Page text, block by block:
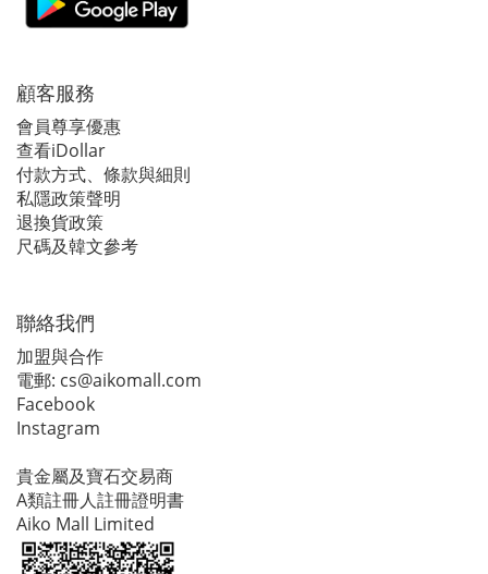
顧客服務
會員尊享優惠
查看iDollar
付款方式、條款與細則
私隱政策聲明
退換貨政策
尺碼及韓文參考
聯絡我們
加盟與合作
電郵: cs@aikomall.com
Facebook
Instagram
貴金屬及寶石交易商
A類註冊人註冊證明書
Aiko Mall Limited